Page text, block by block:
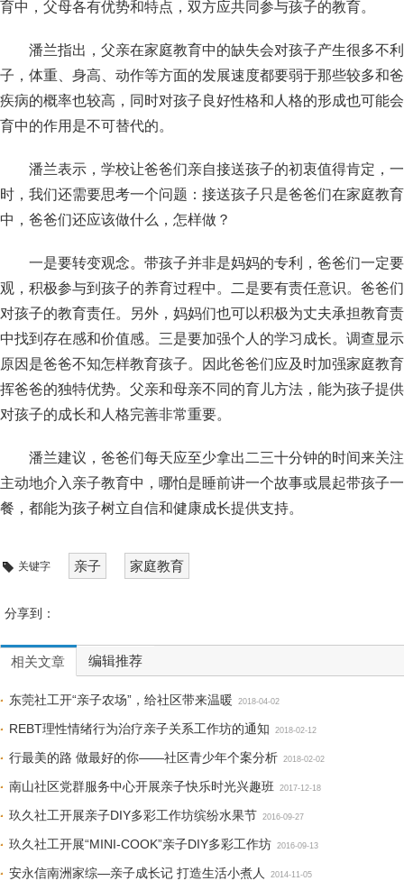
育中，父母各有优势和特点，双方应共同参与孩子的教育。
潘兰指出，父亲在家庭教育中的缺失会对孩子产生很多不
子，体重、身高、动作等方面的发展速度都要弱于那些较多和
疾病的概率也较高，同时对孩子良好性格和人格的形成也可能
育中的作用是不可替代的。
潘兰表示，学校让爸爸们亲自接送孩子的初衷值得肯定，
时，我们还需要思考一个问题：接送孩子只是爸爸们在家庭教
中，爸爸们还应该做什么，怎样做？
一是要转变观念。带孩子并非是妈妈的专利，爸爸们一定
观，积极参与到孩子的养育过程中。二是要有责任意识。爸爸
对孩子的教育责任。另外，妈妈们也可以积极为丈夫承担教育
中找到存在感和价值感。三是要加强个人的学习成长。调查显
原因是爸爸不知怎样教育孩子。因此爸爸们应及时加强家庭教
挥爸爸的独特优势。父亲和母亲不同的育儿方法，能为孩子提
对孩子的成长和人格完善非常重要。
潘兰建议，爸爸们每天应至少拿出二三十分钟的时间来关
主动地介入亲子教育中，哪怕是睡前讲一个故事或晨起带孩子
餐，都能为孩子树立自信和健康成长提供支持。
关键字 亲子 家庭教育
分享到：
相关文章 编辑推荐
东莞社工开“亲子农场”，给社区带来温暖 2018-04-02
REBT理性情绪行为治疗亲子关系工作坊的通知 2018-02-12
行最美的路 做最好的你——社区青少年个案分析 2018-02-02
南山社区党群服务中心开展亲子快乐时光兴趣班 2017-12-18
玖久社工开展亲子DIY多彩工作坊缤纷水果节 2016-09-27
玖久社工开展“MINI-COOK”亲子DIY多彩工作坊 2016-09-13
安永信南洲家综—亲子成长记 打造生活小煮人 2014-11-05